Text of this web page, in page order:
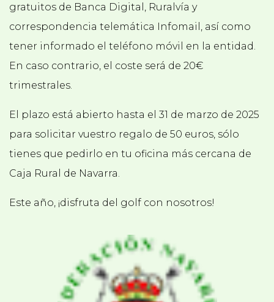
gratuitos de Banca Digital, Ruralvía y
correspondencia telemática Infomail, así como
tener informado el teléfono móvil en la entidad.
En caso contrario, el coste será de 20€
trimestrales.
El plazo está abierto hasta el 31 de marzo de 2025
para solicitar vuestro regalo de 50 euros, sólo
tienes que pedirlo en tu oficina más cercana de
Caja Rural de Navarra.
Este año, ¡disfruta del golf con nosotros!